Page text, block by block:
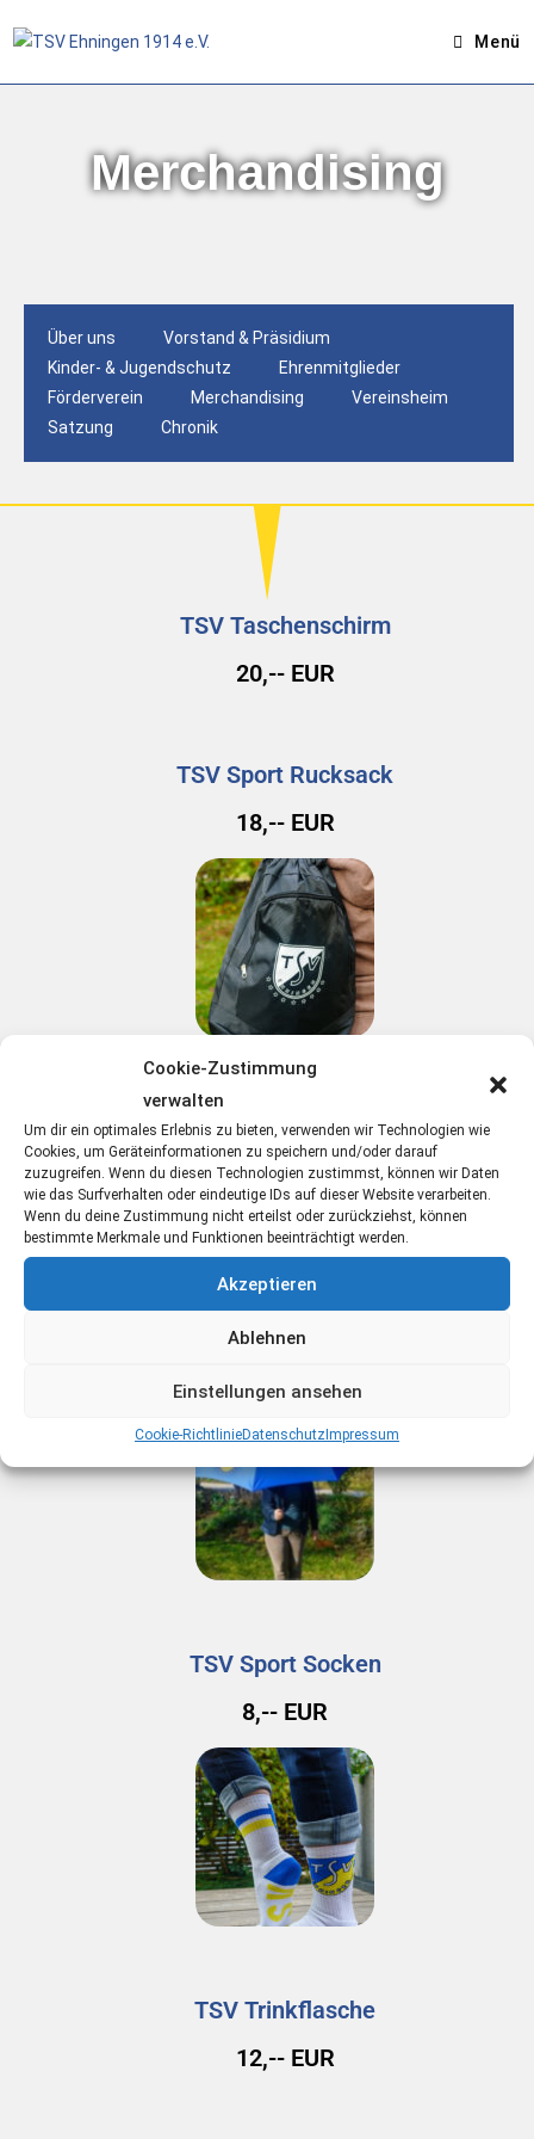
Cookie-Zustimmung
verwalten
Um dir ein optimales Erlebnis zu bieten, verwenden wir Technologien wie
Cookies, um Geräteinformationen zu speichern und/oder darauf
zuzugreifen. Wenn du diesen Technologien zustimmst, können wir Daten
wie das Surfverhalten oder eindeutige IDs auf dieser Website verarbeiten.
Wenn du deine Zustimmung nicht erteilst oder zurückziehst, können
bestimmte Merkmale und Funktionen beeinträchtigt werden.
Akzeptieren
Ablehnen
Einstellungen ansehen
Cookie-RichtlinieDatenschutz Impressum
Menü
Merchandising
Über uns
Vorstand & Präsidium
Kinder- & Jugendschutz
Ehrenmitglieder
Förderverein
Merchandising
Vereinsheim
Satzung
Chronik
TSV Taschenschirm
20,-- EUR
TSV Sport Rucksack
18,-- EUR
TSV Fanschal
10,-- EUR
TSV Stockschirm
TSV Sport Socken
8,-- EUR
TSV Trinkflasche
12,-- EUR